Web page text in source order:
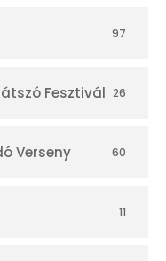
97
Fesztivál 26
Verseny 60
11